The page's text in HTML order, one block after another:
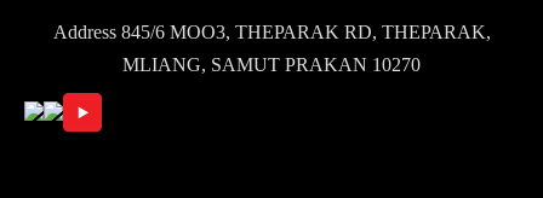
Address845/6 MOO3, THEPARAK RD, THEPARAK,
MLIANG, SAMUT PRAKAN 10270